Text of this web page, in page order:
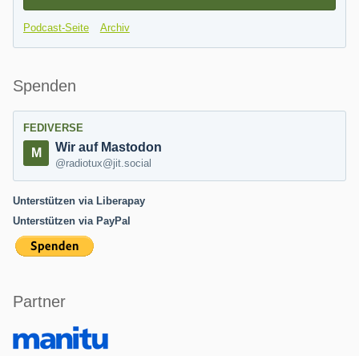
Podcast-Seite Archiv
Spenden
FEDIVERSE
Wir auf Mastodon
@radiotux@jit.social
Unterstützen via Liberapay
Unterstützen via PayPal
Partner